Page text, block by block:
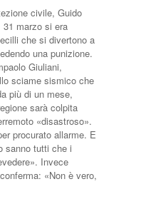
civile, Guido
marzo si era
che si divertono a
una punizione.
Giuliani,
sciame sismico che
più di un mese,
sarà colpita
«disastroso».
procurato allarme. E
sanno tutti che i
Invece
«Non è vero,